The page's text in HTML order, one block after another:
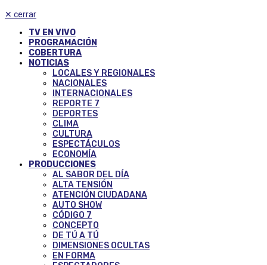
✕ cerrar
TV EN VIVO
PROGRAMACIÓN
COBERTURA
NOTICIAS
LOCALES Y REGIONALES
NACIONALES
INTERNACIONALES
REPORTE 7
DEPORTES
CLIMA
CULTURA
ESPECTÁCULOS
ECONOMÍA
PRODUCCIONES
AL SABOR DEL DÍA
ALTA TENSIÓN
ATENCIÓN CIUDADANA
AUTO SHOW
CÓDIGO 7
CONCEPTO
DE TÚ A TÚ
DIMENSIONES OCULTAS
EN FORMA